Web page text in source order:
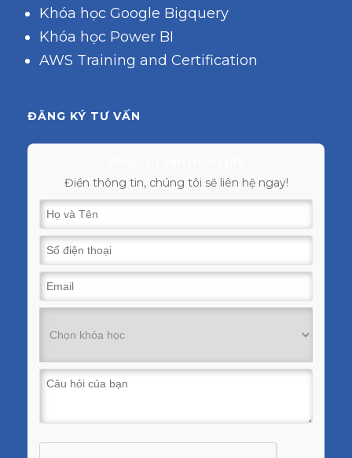
Khóa học Google Bigquery
Khóa học Power BI
AWS Training and Certification
ĐĂNG KÝ TƯ VẤN
Điền thông tin, chúng tôi sẽ liên hệ ngay!